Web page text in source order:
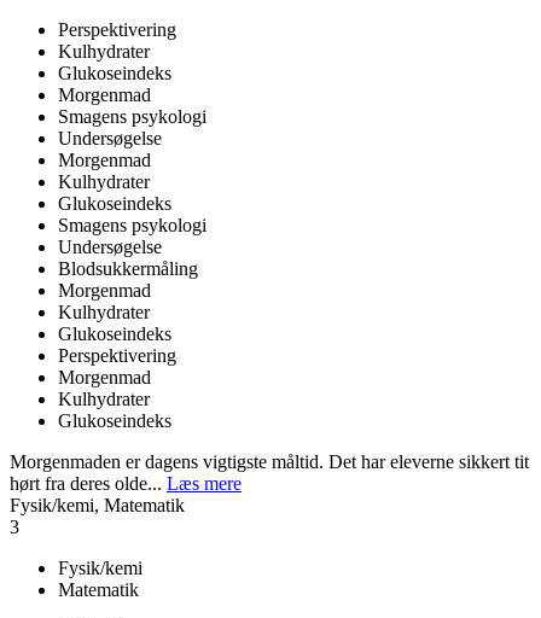
Perspektivering
Kulhydrater
Glukoseindeks
Morgenmad
Smagens psykologi
Undersøgelse
Morgenmad
Kulhydrater
Glukoseindeks
Smagens psykologi
Undersøgelse
Blodsukkermåling
Morgenmad
Kulhydrater
Glukoseindeks
Perspektivering
Morgenmad
Kulhydrater
Glukoseindeks
Morgenmaden er dagens vigtigste måltid. Det har eleverne sikkert tit
hørt fra deres olde... Læs mere
Fysik/kemi, Matematik
3
Fysik/kemi
Matematik